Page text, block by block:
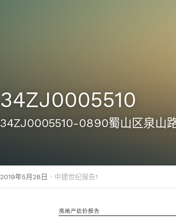
34ZJ0005510
34ZJ0005510-0890蜀山区泉山
2019年5月28日 · 中建世纪报告1